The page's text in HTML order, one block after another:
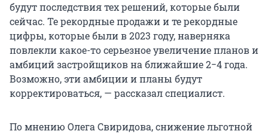
будут последствия тех решений, которые были
сейчас. Те рекордные продажи и те рекордные
цифры, которые были в 2023 году, наверняка
повлекли какое-то серьезное увеличение планов и
амбиций застройщиков на ближайшие 2−4 года.
Возможно, эти амбиции и планы будут
корректироваться, — рассказал специалист.
По мнению Олега Свиридова, снижение льготной